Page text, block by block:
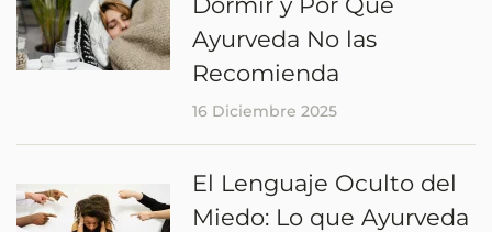
Ayurveda No las
Recomienda
16 Diciembre 2025
El Lenguaje Oculto del
Miedo: Lo que Ayurveda